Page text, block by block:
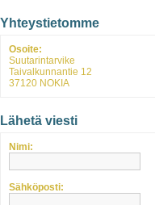
Yhteystietomme
Osoite:
Suutarintarvike
Taivalkunnantie 12
37120 NOKIA
Lähetä viesti
Nimi:
Sähköposti: